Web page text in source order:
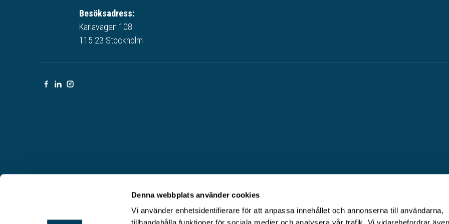
Denna webbplats använder cookies
Vi använder enhetsidentifierare för att anpassa innehållet och annonserna till användarna,
Besöksadress:
Karlavägen 108
115 23 Stockholm